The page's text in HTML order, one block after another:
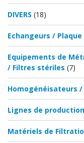
DIVERS (18)
Echangeurs /
Equipements de
/ Filtres stériles (7)
Homogénéisateurs
Lignes de
Matériels de